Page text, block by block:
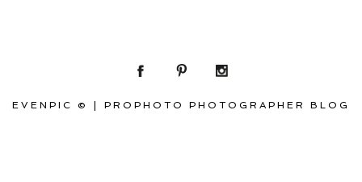
EVENPIC © PROPHOTO PHOTOGRAPHER BLOG